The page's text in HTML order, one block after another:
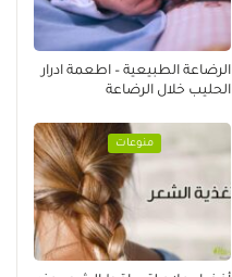
الرضاعة الطبيعية – اطعمة ادرار
الحليب خلال الرضاعة
منوعات